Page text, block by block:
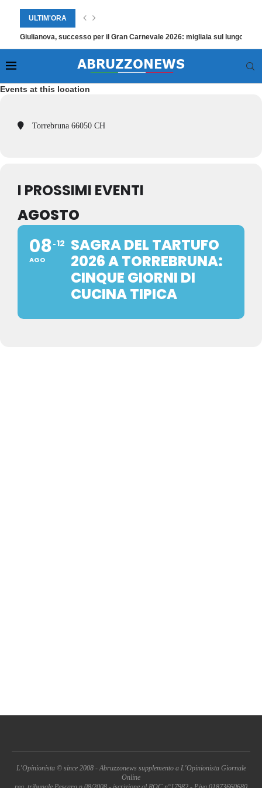
ULTIM'ORA
Giulianova, successo per il Gran Carnevale 2026: migliaia sul lungomare
Events at this location
Torrebruna 66050 CH
I PROSSIMI EVENTI
AGOSTO
08
AGO
12 SAGRA DEL TARTUFO
2026 A TORREBRUNA:
CINQUE GIORNI DI
CUCINA TIPICA
L'Opinionista © since 2008 - Abruzzonews supplemento a L'Opinionista Giornale
Online